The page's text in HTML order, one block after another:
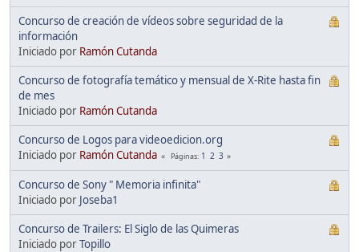
Concurso de creación de vídeos sobre seguridad de la
información
Iniciado por Ramón Cutanda
Concurso de fotografía temático y mensual de X-Rite hasta fin
de mes
Iniciado por Ramón Cutanda
Concurso de Logos para videoedicion.org
Iniciado por Ramón Cutanda Páginas 1 2 3
Concurso de Sony " Memoria infinita"
Iniciado por Joseba1
Concurso de Trailers: El Siglo de las Quimeras
Iniciado porTopillo